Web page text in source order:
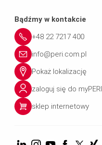
Bądźmy w kontakcie
+48 22 7217 400
info@peri.com.pl
Pokaż lokalizację
zaloguj się do myPERI
sklep internetowy